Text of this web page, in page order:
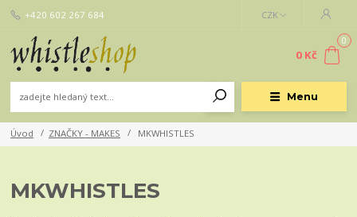
Menu
CZK
+420 602 267 684
0
0 Kč
Úvod ZNAČKY - MAKES MKWHISTLES
MKWHISTLES